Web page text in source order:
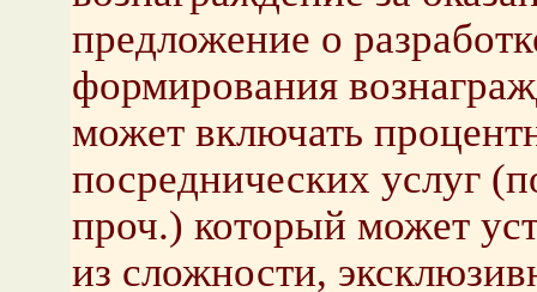
предложение о
формирования
может включать
посреднических услуг
проч.) который может
из сложности,